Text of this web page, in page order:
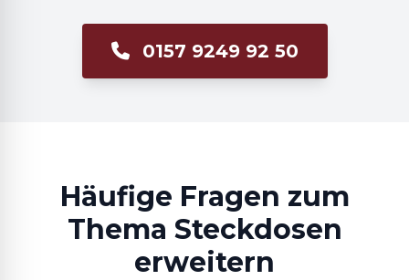
0157 9249 92 50
Häufige Fragen zum
Thema Steckdosen
erweitern